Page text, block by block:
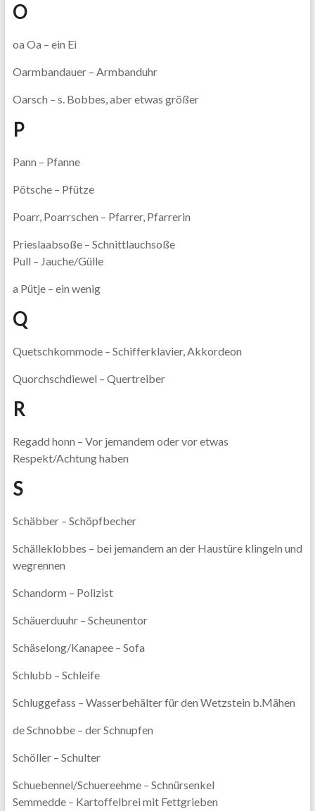
O
oa Oa – ein Ei
Oarmbandauer – Armbanduhr
Oarsch – s. Bobbes, aber etwas größer
P
Pann – Pfanne
Pötsche – Pfütze
Poarr, Poarrschen – Pfarrer, Pfarrerin
Prieslaabsoße – Schnittlauchsoße
Pull – Jauche/Gülle
a Pütje – ein wenig
Q
Quetschkommode – Schifferklavier, Akkordeon
Quorchschdiewel – Quertreiber
R
Regadd honn – Vor jemandem oder vor etwas
Respekt/Achtung haben
S
Schäbber – Schöpfbecher
Schälleklobbes – bei jemandem an der Haustüre klingeln und
wegrennen
Schandorm – Polizist
Schäuerduuhr – Scheunentor
Schäselong/Kanapee – Sofa
Schlubb – Schleife
Schluggefass – Wasserbehälter für den Wetzstein b.Mähen
de Schnobbe – der Schnupfen
Schöller – Schulter
Schuebennel/Schuereehme – Schnürsenkel
Semmedde – Kartoffelbrei mit Fettgrieben